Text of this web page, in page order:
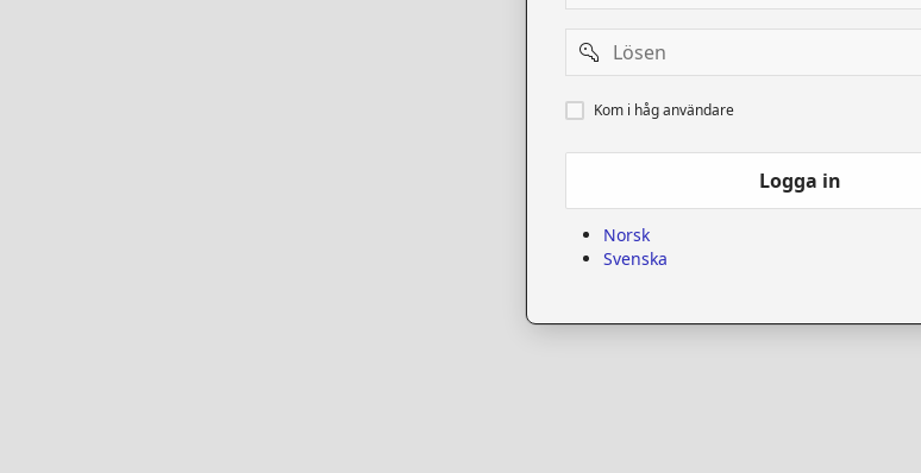
Password
Kom
i
Kom i håg användare
Logga in
Norsk
Svenska